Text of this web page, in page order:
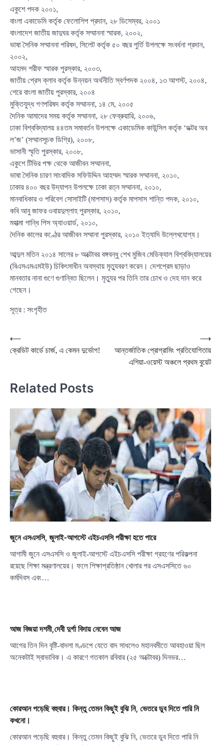
একুশে পদক ২০০১,
বাংলা একাডেমি কর্তৃক ফেলোশিপ প্রদান, ২৮ ডিসেম্বর, ২০০১
বাংলাদেশ জাতীয় জাদুঘর কর্তৃক সম্মাননা স্মারক, ২০০২,
ভাষা সৈনিক সম্মাননা পরিষদ, সিলেট কর্তৃক ৫০ বছর পুর্তি উপলক্ষে সংবর্ধনা প্রদান,
২০০২,
আহমদ শরীফ স্মারক পুরস্কার, ২০০৩,
জাতীয় প্রেস ক্লাব কর্তৃক উন্নয়ন অর্থনীতি স্বর্ণপদক ২০০৪, ১৩ আগস্ট, ২০০৪,
শেরে বাংলা জাতীয় পুরস্কার, ২০০৪
মুক্তিযুদ্ধ গণপরিষদ কর্তৃক সম্মাননা, ১৪ মে, ২০০৫
দৈনিক আমাদের সময় কর্তৃক সম্মাননা, ২৮ ফেব্রুয়ারি, ২০০৬,
ঢাকা বিশ্ববিদ্যালয় ৪৪তম সমাবর্তন উপলক্ষে একাডেমিক কাউন্সিল কর্তৃক ‘ডক্টর অব
ল’জ’ (সম্মানসূচক ডিগ্রি), ২০০৮,
ভাসানী স্মৃতি পুরস্কার, ২০০৮,
একুশে টিভির পক্ষ থেকে আজীবন সম্মাননা,
ভাষা সৈনিক চারণ সাংবাদিক সফিউদ্দিন আহম্মদ স্মারক সম্মাননা, ২০১০,
ঢাকার ৪০০ বছর উদ্‌যাপন উপলক্ষে ঢাকা রত্ন সম্মাননা, ২০১০,
মানবাধিকার ও পরিবেশ সোসাইটি (মাপসাস) কর্তৃক মাপসাস শান্তি পদক, ২০১০,
কবি আবু জাফর ওবায়দুল্লাহ পুরস্কার, ২০১০,
মহাত্মা গান্ধি পিস অ্যাওয়ার্ড, ২০১০,
দৈনিক কালের কণ্ঠের আজীবন সম্মানা পুরস্কার, ২০১০ ইত্যাদি উল্লেখযোগ্য।
আব্দুল মতিন ২০১৪ সালের ৮ অক্টোবর বঙ্গবন্ধু শেখ মুজিব মেডিক্যাল বিশ্ববিদ্যালয়ের
(বিএসএমএমইউ) চিকিৎসাধীন অবস্থায় মৃত্যুবরণ করেন। দেশপ্রেম ছাড়াও
মানবতার নানা গুণে গুণান্বিত ছিলেন। মৃত্যুর পর তিনি তার চোখ ও দেহ দান করে
গেছেন।
সূত্র : সংগৃহীত
Post
navigation
⟵
ক্রেডিট কার্ডে চার্জ, এ কেমন দুর্ভোগ!
আন্তর্জাতিক প্রোগ্রামিং প্রতিযোগিতায়
এশিয়া-ওয়েস্ট অঞ্চলে প্রথম বুয়েট
⟶
Related Posts
জুনে এসএসসি, জুলাই-আগস্টে এইচএসসি পরীক্ষা হতে পারে
আগামী জুনে এসএসসি ও জুলাই-আগস্টে এইচএসসি পরীক্ষা গ্রহণের পরিকল্পনা
রয়েছে শিক্ষা মন্ত্রণালয়ের। ফলে শিক্ষাপ্রতিষ্ঠান খোলার পর এসএসসিতে ৬০
কর্মদিবস এবং…
আজ বিজয়া দশমী,দেবী দুর্গা বিদায় নেবেন আজ
আগের তিন দিন বৃষ্টি-বাদলা মণ্ডপে যেতে বাদ সাধলেও মহানবমীতে আবহাওয়া ছিল
অনেকটাই স্বাভাবিক। এ কারণে গতকাল রবিবার (২৫ অক্টোবর) দিনভর…
কোরআন পড়েছি বহুবার। কিন্তু তেমন কিছুই বুঝি নি, ভেতরে ডুব দিতে পারি নি
কখনো।
কোরআন পড়েছি বহুবার। কিন্তু তেমন কিছুই বুঝি নি, ভেতরে ডুব দিতে পারি নি